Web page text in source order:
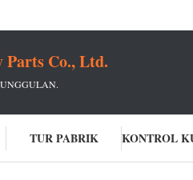
Parts Co., Ltd.
TUR PABRIK